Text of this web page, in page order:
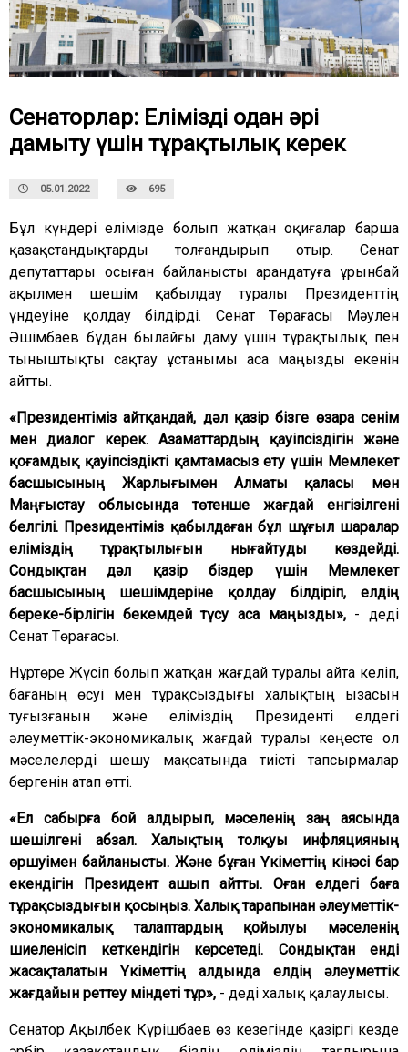
Сенаторлар: Елімізді одан әрі
дамыту үшін тұрақтылық керек
05.01.2022 695
Бұл күндері елімізде болып жатқан оқиғалар барша
қазақстандықтарды толғандырып отыр. Сенат
депутаттары осыған байланысты арандатуға ұрынбай
ақылмен шешім қабылдау туралы Президенттің
үндеуіне қолдау білдірді. Сенат Төрағасы Мәулен
Әшімбаев бұдан былайғы даму үшін тұрақтылық пен
тыныштықты сақтау ұстанымы аса маңызды екенін
айтты.
«Президентіміз айтқандай, дәл қазір бізге өзара сенім
мен диалог керек. Азаматтардың қауіпсіздігін және
қоғамдық қауіпсіздікті қамтамасыз ету үшін Мемлекет
басшысының Жарлығымен Алматы қаласы мен
Маңғыстау облысында төтенше жағдай енгізілгені
белгілі. Президентіміз қабылдаған бұл шұғыл шаралар
еліміздің тұрақтылығын нығайтуды көздейді.
Сондықтан дәл қазір біздер үшін Мемлекет
басшысының шешімдеріне қолдау білдіріп, елдің
береке-бірлігін бекемдей түсу аса маңызды», - деді
Сенат Төрағасы.
Нұртөре Жүсіп болып жатқан жағдай туралы айта келіп,
бағаның өсуі мен тұрақсыздығы халықтың ызасын
туғызғанын және еліміздің Президенті елдегі
әлеуметтік-экономикалық жағдай туралы кеңесте ол
мәселелерді шешу мақсатында тиісті тапсырмалар
бергенін атап өтті.
«Ел сабырға бой алдырып, мәселенің заң аясында
шешілгені абзал. Халықтың толқуы инфляцияның
өршуімен байланысты. Және бұған Үкіметтің кінәсі бар
екендігін Президент ашып айтты. Оған елдегі баға
тұрақсыздығын қосыңыз. Халық тарапынан әлеуметтік-
экономикалық талаптардың қойылуы мәселенің
шиеленісіп кеткендігін көрсетеді. Сондықтан енді
жасақталатын Үкіметтің алдында елдің әлеуметтік
жағдайын реттеу міндеті тұр», - деді халық қалаулысы.
Сенатор Ақылбек Күрішбаев өз кезегінде қазіргі кезде